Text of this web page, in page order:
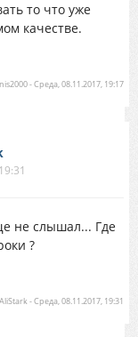
то что уже
качестве.
-Среда, 08.11.2017, 19:17
не слышал... Где
?
AliStark-Среда, 08.11.2017, 19:31